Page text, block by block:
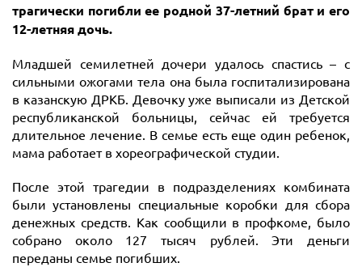
трагически погибли ее родной 37-летний брат и его
12-летняя дочь.
Младшей семилетней дочери удалось спастись – с
сильными ожогами тела она была госпитализирована
в казанскую ДРКБ. Девочку уже выписали из Детской
республиканской больницы, сейчас ей требуется
длительное лечение. В семье есть еще один ребенок,
мама работает в хореографической студии.
После этой трагедии в подразделениях комбината
были установлены специальные коробки для сбора
денежных средств. Как сообщили в профкоме, было
собрано около 127 тысяч рублей. Эти деньги
переданы семье погибших.